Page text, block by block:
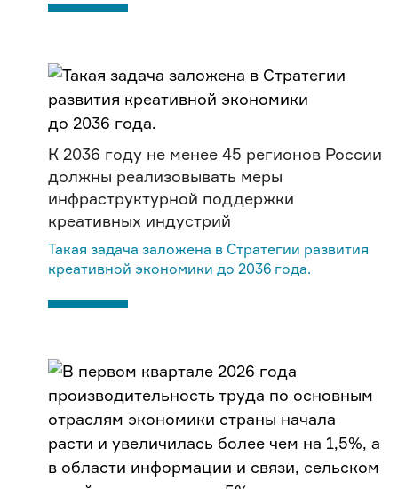
К 2036 году не менее 45 регионов России
должны реализовывать меры
инфраструктурной поддержки
креативных индустрий
Такая задача заложена в Стратегии развития
креативной экономики до 2036 года.